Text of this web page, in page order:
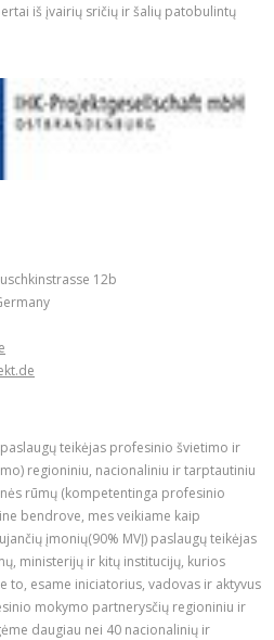
iš įvairių sričių ir šalių patobulintų
12b
teikėjas profesinio švietimo ir
regioniniu, nacionaliniu ir tarptautiniu
rūmų (kompetentinga profesinio
bendrove, mes veikiame kaip
įmonių(90% MVĮ) paslaugų teikėjas
ministerijų ir kitų institucijų, kurios
to, esame iniciatorius, vadovas ir aktyvus
mokymo partnerysčių regioniniu ir
daugiau nei 40 nacionalinių ir